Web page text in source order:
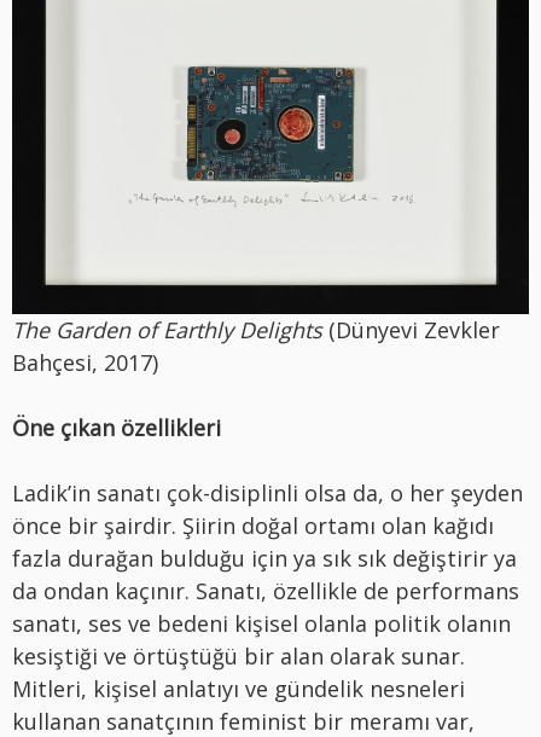
The Garden of Earthly Delights (Dünyevi Zevkler
Bahçesi, 2017)
Öne çıkan özellikleri
Ladik’in sanatı çok-disiplinli olsa da, o her şeyden
önce bir şairdir. Şiirin doğal ortamı olan kağıdı
fazla durağan bulduğu için ya sık sık değiştirir ya
da ondan kaçınır. Sanatı, özellikle de performans
sanatı, ses ve bedeni kişisel olanla politik olanın
kesiştiği ve örtüştüğü bir alan olarak sunar.
Mitleri, kişisel anlatıyı ve gündelik nesneleri
kullanan sanatçının feminist bir meramı var,